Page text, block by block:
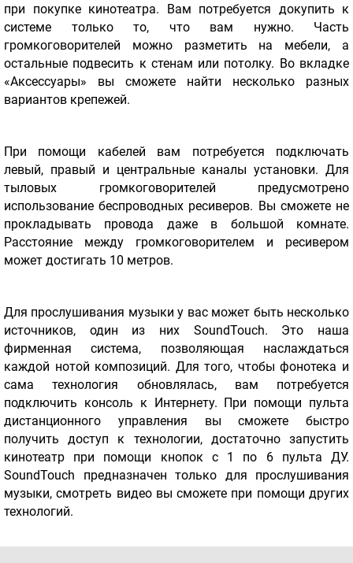
при покупке кинотеатра. Вам потребуется докупить к
системе только то, что вам нужно. Часть
громкоговорителей можно разметить на мебели, а
остальные подвесить к стенам или потолку. Во вкладке
«Аксессуары» вы сможете найти несколько разных
вариантов крепежей.
При помощи кабелей вам потребуется подключать
левый, правый и центральные каналы установки. Для
тыловых громкоговорителей предусмотрено
использование беспроводных ресиверов. Вы сможете не
прокладывать провода даже в большой комнате.
Расстояние между громкоговорителем и ресивером
может достигать 10 метров.
Для прослушивания музыки у вас может быть несколько
источников, один из них SoundTouch. Это наша
фирменная система, позволяющая наслаждаться
каждой нотой композиций. Для того, чтобы фонотека и
сама технология обновлялась, вам потребуется
подключить консоль к Интернету. При помощи пульта
дистанционного управления вы сможете быстро
получить доступ к технологии, достаточно запустить
кинотеатр при помощи кнопок с 1 по 6 пульта ДУ.
SoundTouch предназначен только для прослушивания
музыки, смотреть видео вы сможете при помощи других
технологий.